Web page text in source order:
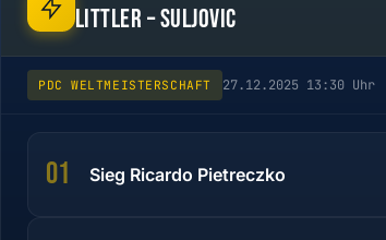
LITTLER – SULJOVIC
PDC WELTMEISTERSCHAFT 27.12.2025 13:30 Uhr
01 Sieg Ricardo Pietreczko